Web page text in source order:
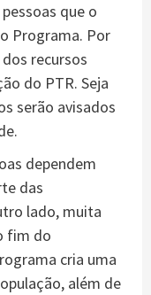
que o
Programa. Por
recursos
do PTR. Seja
serão avisados
dependem
das
lado, muita
fim do
cria uma
além de